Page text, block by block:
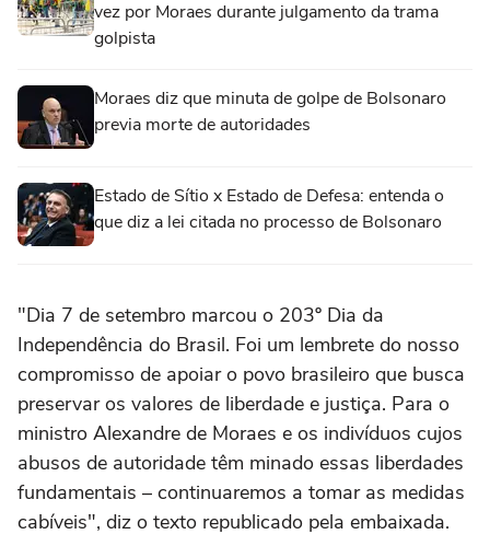
vez por Moraes durante julgamento da trama
golpista
Moraes diz que minuta de golpe de Bolsonaro
previa morte de autoridades
Estado de Sítio x Estado de Defesa: entenda o
que diz a lei citada no processo de Bolsonaro
"Dia 7 de setembro marcou o 203º Dia da
Independência do Brasil. Foi um lembrete do nosso
compromisso de apoiar o povo brasileiro que busca
preservar os valores de liberdade e justiça. Para o
ministro Alexandre de Moraes e os indivíduos cujos
abusos de autoridade têm minado essas liberdades
fundamentais – continuaremos a tomar as medidas
cabíveis", diz o texto republicado pela embaixada.